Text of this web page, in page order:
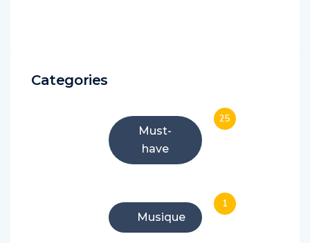
Categories
Must-
have
25
Musique
1